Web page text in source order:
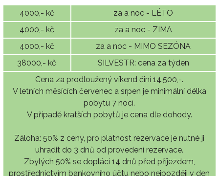
4000,- kč
za a noc - LÉTO
4000,- kč
za a noc - ZIMA
4000,- kč
za a noc - MIMO SEZÓNA
38000,- kč
SILVESTR: cena za týden
Cena za prodloužený víkend činí 14.500,-.
V letních měsících červenec a srpen je minimální délka
pobytu 7 nocí.
V případě kratších pobytů je cena dle dohody.
Záloha: 50% z ceny, pro platnost rezervace je nutné ji
uhradit do 3 dnů od provedení rezervace.
Zbylých 50% se doplácí 14 dnů před příjezdem,
prostřednictvím bankovního účtu nebo nejpozději v den